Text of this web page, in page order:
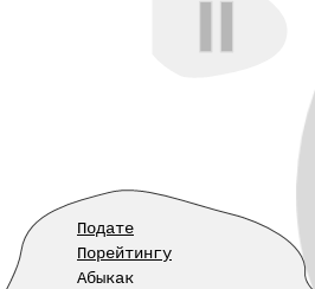
Подате
Порейтингу
Абыкак